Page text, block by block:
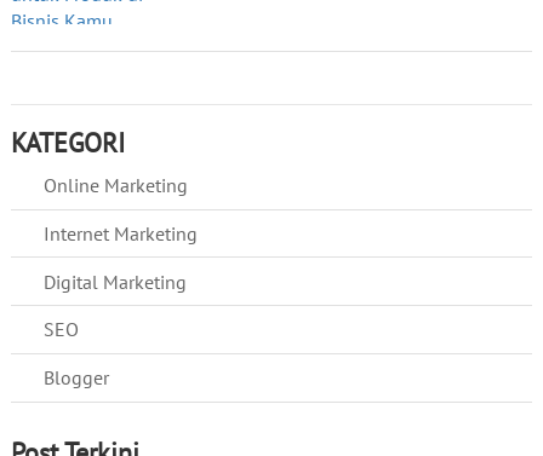
KATEGORI
Online Marketing
Internet Marketing
Digital Marketing
SEO
Blogger